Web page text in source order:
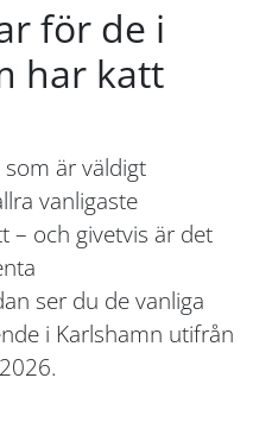
för de i
har katt
är väldigt
vanligaste
– och givetvis är det
ser du de vanliga
i Karlshamn utifrån